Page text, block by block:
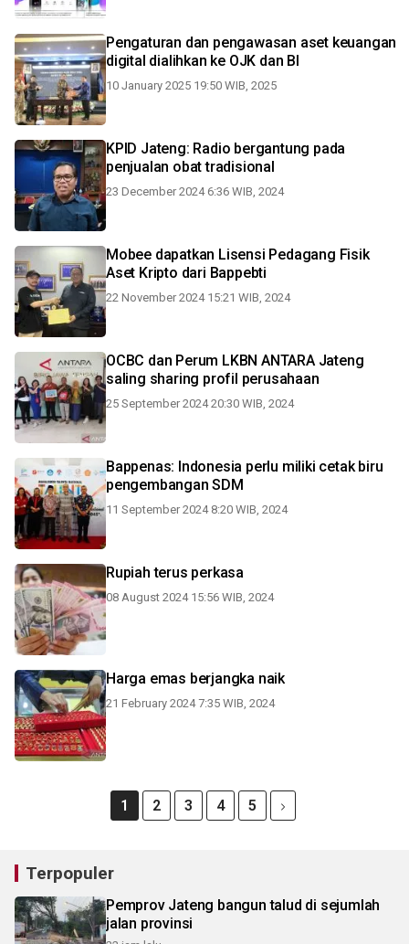
Pengaturan dan pengawasan aset keuangan
digital dialihkan ke OJK dan BI
10 January 2025 19:50 WIB, 2025
KPID Jateng: Radio bergantung pada
penjualan obat tradisional
23 December 2024 6:36 WIB, 2024
Mobee dapatkan Lisensi Pedagang Fisik
Aset Kripto dari Bappebti
22 November 2024 15:21 WIB, 2024
OCBC dan Perum LKBN ANTARA Jateng
saling sharing profil perusahaan
25 September 2024 20:30 WIB, 2024
Bappenas: Indonesia perlu miliki cetak biru
pengembangan SDM
11 September 2024 8:20 WIB, 2024
Rupiah terus perkasa
08 August 2024 15:56 WIB, 2024
Harga emas berjangka naik
21 February 2024 7:35 WIB, 2024
1 2 3 4 5
Terpopuler
Pemprov Jateng bangun talud di sejumlah
jalan provinsi